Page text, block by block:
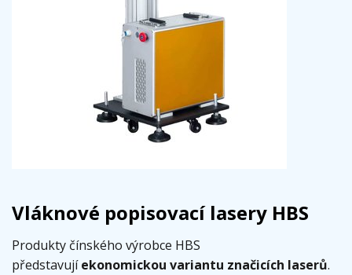
Vláknové popisovací lasery HBS
Produkty čínského výrobce HBS
představujíekonomickou variantu značicích laserů.